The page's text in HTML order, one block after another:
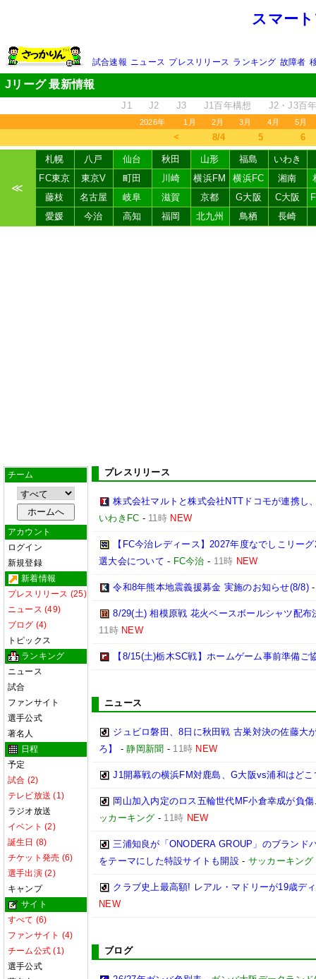
スマー
試合速報 ニュース プレスリリース ランキング 故障者
Jリーグ 最新情報
J1 J2 J3 J1百年構想 J2・J3百
2026年 1月 2月 3月 4月 5月
＜ 8/4 5 6
≪
札幌 八戸 仙台 秋田 山形 福島
いわき
FC東京
東京V 町田 川崎 横浜FM 横浜FC 湘南
藤枝
名古屋 岐阜 滋賀 京都 G大阪 C大阪
愛媛
今治 高知 福岡 北九州 鳥栖 長崎
チーム
アカウント
ログイン
新規登録
新着情報
プレスリリース (25)
ニュース (49)
ブログ (4)
トピックス
ランキング
ニュース
試合
ファンサイト
選手公式
著名人
日程
予定
試合 (2)
テレビ放送 (1)
ラジオ放送
イベント (2)
誕生日 (8)
チケット発売 (6)
選手出演 (2)
キャンプ
サイト
すべて (6)
ファンサイト (4)
チーム公式 (1)
選手公式
プレスリリース
株式会社マルトと株式会社NTTドコモが連携し
いわきFC - 11時 NEW
【FC今治レディース】2027年度なでしこリー
選大会について - FC今治 - 11時 NEW
令和8年熊本地震義援募金 実施のお知らせ(8/8)
8/29(土) 相模原戦 花火ベースボールシャツ配
11時 NEW
【8/15(土)栃木SC戦】ホームゲーム事前準備ご
ニュース
ジュビロ磐田、8日に秋田戦 古巣対決の佐藤大
ろ】
-静岡新聞 - 11時 NEW
J1開幕戦の横浜FM対鹿島、G大阪vs浦和はど
岡山加入内定のロス五輪世代MF小倉幸成が負
ッカーキング - 11時 NEW
三浦知良が「ONODERA GROUP」のブランド
をテーマにした特設サイトも開設 - サッカーキング
クラブ史上最高額! レアル・マドリーが19歳デ
NEW
ブログ